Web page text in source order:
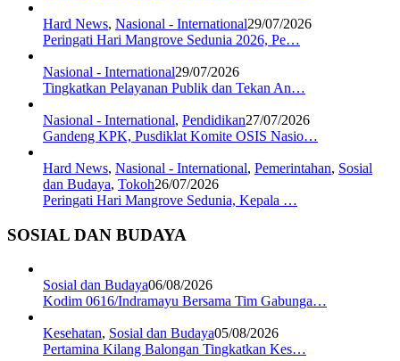
Hard News, Nasional - International29/07/2026
Peringati Hari Mangrove Sedunia 2026, Pe…
Nasional - International29/07/2026
Tingkatkan Pelayanan Publik dan Tekan An…
Nasional - International, Pendidikan27/07/2026
Gandeng KPK, Pusdiklat Komite OSIS Nasio…
Hard News, Nasional - International, Pemerintahan, Sosial
dan Budaya, Tokoh26/07/2026
Peringati Hari Mangrove Sedunia, Kepala …
SOSIAL DAN BUDAYA
Sosial dan Budaya06/08/2026
Kodim 0616/Indramayu Bersama Tim Gabunga…
Kesehatan, Sosial dan Budaya05/08/2026
Pertamina Kilang Balongan Tingkatkan Kes…